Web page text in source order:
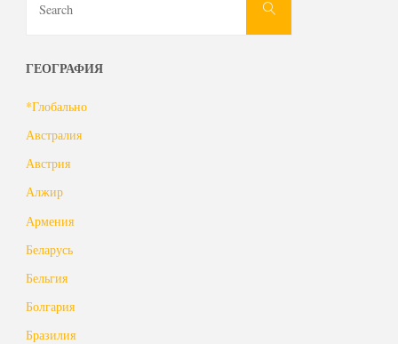
Search
ГЕОГРАФИЯ
*Глобально
Австралия
Австрия
Алжир
Армения
Беларусь
Бельгия
Болгария
Бразилия